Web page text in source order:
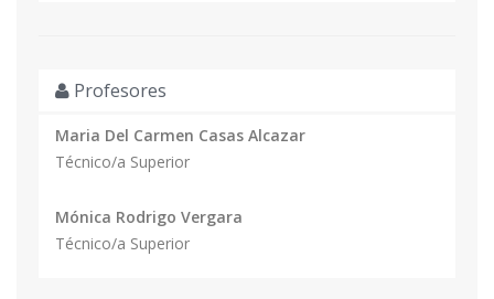
Profesores
Maria Del Carmen Casas Alcazar
Técnico/a Superior
Mónica Rodrigo Vergara
Técnico/a Superior